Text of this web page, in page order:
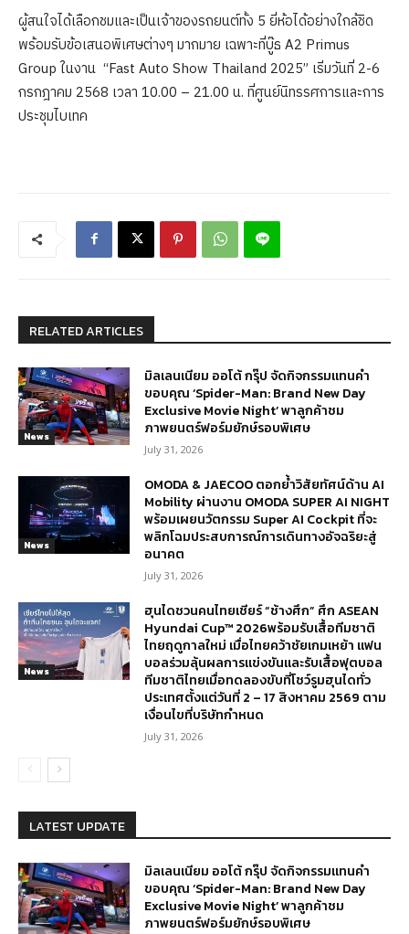
ผู้สนใจได้เลือกชมและเป็นเจ้าของรถยนต์ทั้ง 5 ยี่ห้อได้อย่างใกล้ชิด
พร้อมรับข้อเสนอพิเศษต่างๆ มากมาย เฉพาะที่บู๊ธ A2 Primus
Group ในงาน “Fast Auto Show Thailand 2025” เริ่มวันที่ 2-6
กรกฎาคม 2568 เวลา 10.00 – 21.00 น. ที่ศูนย์นิทรรศการและการ
ประชุมไบเทค
RELATED ARTICLES
News
มิลเลนเนียม ออโต้ กรุ๊ป จัดกิจกรรมแทนคำ
ขอบคุณ ‘Spider-Man: Brand New Day
Exclusive Movie Night’ พาลูกค้าชม
ภาพยนตร์ฟอร์มยักษ์รอบพิเศษ
July 31, 2026
News
OMODA & JAECOO ตอกย้ำวิสัยทัศน์ด้าน AI
Mobility ผ่านงาน OMODA SUPER AI NIGHT
พร้อมเผยนวัตกรรม Super AI Cockpit ที่จะ
พลิกโฉมประสบการณ์การเดินทางอัจฉริยะสู่
อนาคต
July 31, 2026
News
ฮุนไดชวนคนไทยเชียร์ “ช้างศึก” ศึก ASEAN
Hyundai Cup™ 2026พร้อมรับเสื้อทีมชาติ
ไทยฤดูกาลใหม่ เมื่อไทยคว้าชัยเกมเหย้า แฟน
บอลร่วมลุ้นผลการแข่งขันและรับเสื้อฟุตบอล
ทีมชาติไทยเมื่อทดลองขับที่โชว์รูมฮุนไดทั่ว
ประเทศตั้งแต่วันที่ 2 – 17 สิงหาคม 2569 ตาม
เงื่อนไขที่บริษัทกำหนด
July 31, 2026
LATEST UPDATE
มิลเลนเนียม ออโต้ กรุ๊ป จัดกิจกรรมแทนคำ
ขอบคุณ ‘Spider-Man: Brand New Day
Exclusive Movie Night’ พาลูกค้าชม
ภาพยนตร์ฟอร์มยักษ์รอบพิเศษ